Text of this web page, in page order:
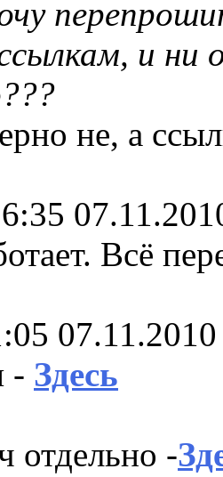
и
не, а
Всё
07.11.2010
- Здесь
отдельно -